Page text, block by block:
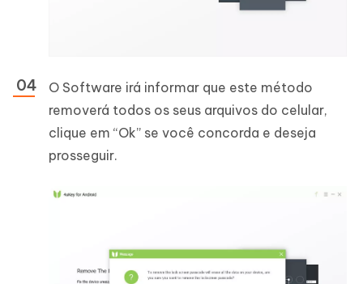
O Software irá informar que este método
removerá todos os seus arquivos do celular,
clique em “Ok” se você concorda e deseja
prosseguir.